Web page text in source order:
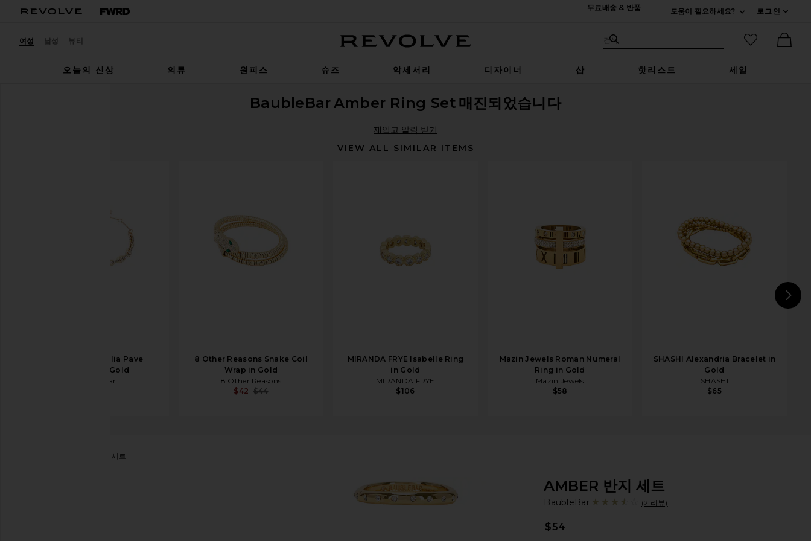
무료배송 & 반품
도움이 필요하세요?
로그인
여성 남성 뷰티 검색하기
검색
즐겨찾기 아
오늘의 신상
의류 원피스 슈즈 악세서리 디자이너 샵 핫리스트 세일
BaubleBarAmber Ring Set 매진되었습니다
재입고 알림 받기
VIEW ALL SIMILAR ITEMS
BaubleBar Thalia Pave
Bracelet in Gold
BaubleBar
8 Other Reasons Snake Coil
Wrap in Gold
8 Other Reasons
$42 $44
MIRANDA FRYE Isabelle Ring
in Gold
MIRANDA FRYE
$106
Mazin Jewels Roman Numeral
Ring in Gold
Mazin Jewels
$58
SHASHI Alexandria Bracelet in
Gold
SHASHI
$65
AMBER 반지 세트
AMBER 반지 세트
BaubleBar (2 리뷰)
$54